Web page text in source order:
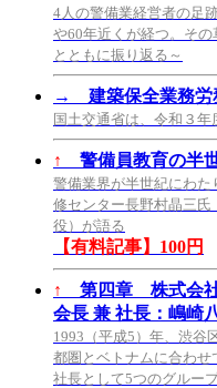
4人の警備業経営者の足
や60年近くが経つ。そ
とともに振り返る～
→ 建築保全業務労
国土交通省は、令和３
↑ 警備員教育の半
警備業界が半世紀にわた
修センター長野村晶三
役）が語る
【有料記事】100円
↑
第四章 株式会
会長 兼 社長：嶋崎
1993（平成5）年、渋谷
都圏とベトナムに合わ
社長として5つのグルー